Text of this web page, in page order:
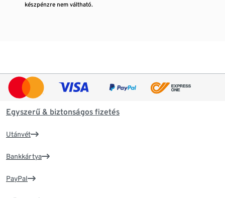
készpénzre nem váltható.
Egyszerű & biztonságos fizetés
Utánvét
Bankkártya
PayPal